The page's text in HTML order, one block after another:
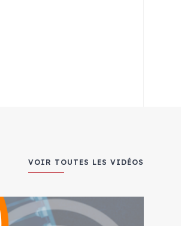
VOIR TOUTES LES VIDÉOS